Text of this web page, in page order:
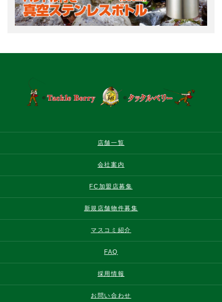
店舗一覧
会社案内
FC加盟店募集
新規店舗物件募集
マスコミ紹介
FAQ
採用情報
お問い合わせ